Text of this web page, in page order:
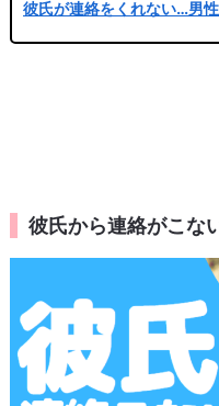
彼氏から連絡がこな